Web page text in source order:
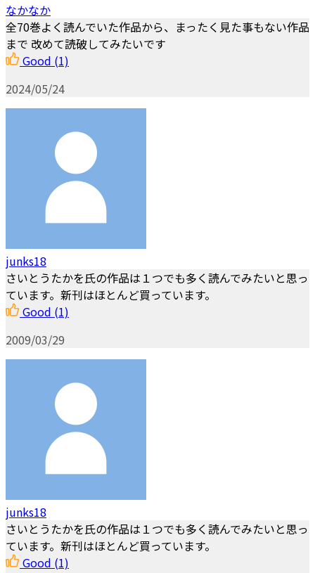
なかなか
全70巻よく読んでいた作品から、まったく見た事もない作品
まで 改めて読破してみたいです
Good (1)
2024/05/24
junks18
さいとうたかを氏の作品は１つでも多く読んでみたいと思っ
ています。新刊はほとんど買っています。
Good (1)
2009/03/29
junks18
さいとうたかを氏の作品は１つでも多く読んでみたいと思っ
ています。新刊はほとんど買っています。
Good (1)